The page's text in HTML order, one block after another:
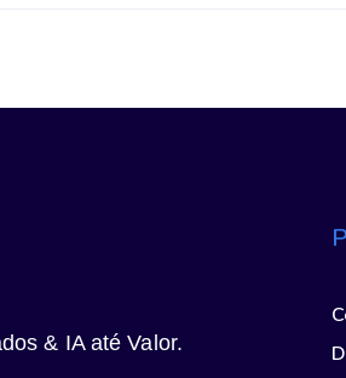
& IA até Valor.